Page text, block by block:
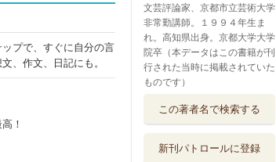
プで、すぐに自分の言
、作文、日記にも。
！
文芸評論家、京都市立芸術大学
非常勤講師。１９９４年生ま
れ。高知県出身。京都大学大学
院卒（本データはこの書籍が刊
行された当時に掲載されていた
ものです）
この著者名で検索する
新刊パトロールに登録
遊んで学べる
ニュー日本文学史